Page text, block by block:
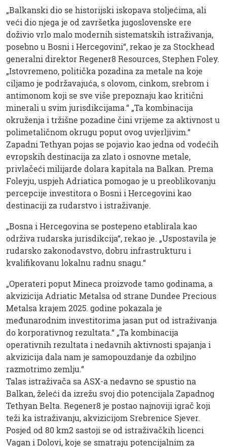
„Balkanski dio se historijski iskopava stoljećima, ali
veći dio njega je od završetka jugoslovenske ere
doživio vrlo malo modernih sistematskih istraživanja,
posebno u Bosni i Hercegovini“, rekao je za Stockhead
generalni direktor Regener8 Resources, Stephen Foley.
„Istovremeno, politička pozadina za metale na koje
ciljamo je podržavajuća, s olovom, cinkom, srebrom i
antimonom koji se sve više prepoznaju kao kritični
minerali u svim jurisdikcijama.“ „Ta kombinacija
okruženja i tržišne pozadine čini vrijeme za aktivnost u
polimetaličnom okrugu poput ovog uvjerljivim.“
Zapadni Tethyan pojas se pojavio kao jedna od vodećih
evropskih destinacija za zlato i osnovne metale,
privlačeći milijarde dolara kapitala na Balkan. Prema
Foleyju, uspjeh Adriatica pomogao je u preoblikovanju
percepcije investitora o Bosni i Hercegovini kao
destinaciji za rudarstvo i istraživanje.
„Bosna i Hercegovina se postepeno etablirala kao
održiva rudarska jurisdikcija“, rekao je. „Uspostavila je
rudarsko zakonodavstvo, dobru infrastrukturu i
kvalifikovanu lokalnu radnu snagu.“
„Operateri poput Mineca proizvode tamo godinama, a
akvizicija Adriatic Metalsa od strane Dundee Precious
Metalsa krajem 2025. godine pokazala je
međunarodnim investitorima jasan put od istraživanja
do korporativnog rezultata.“ „Ta kombinacija
operativnih rezultata i nedavnih aktivnosti spajanja i
akvizicija dala nam je samopouzdanje da ozbiljno
razmotrimo zemlju.“
Talas istraživača sa ASX-a nedavno se spustio na
Balkan, želeći da izrežu svoj dio potencijala Zapadnog
Tethyan Belta. Regener8 je postao najnoviji igrač koji
teži ka istraživanju, akvizicijom Srebrenice Sjever.
Posjed od 80 km2 sastoji se od istraživačkih licenci
Vagan i Dolovi, koje se smatraju potencijalnim za